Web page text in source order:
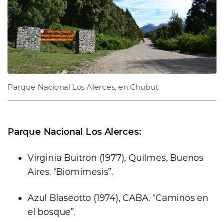
Parque Nacional Los Alerces, en Chubut
Parque Nacional Los Alerces:
Virginia Buitron (1977), Quilmes, Buenos
Aires. “Biomímesis”.
Azul Blaseotto (1974), CABA. “Caminos en
el bosque”.